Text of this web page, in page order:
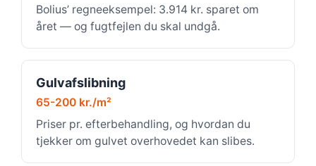
Bolius’ regneeksempel: 3.914 kr. sparet om
året — og fugtfejlen du skal undgå.
Gulvafslibning
65-200 kr./m²
Priser pr. efterbehandling, og hvordan du
tjekker om gulvet overhovedet kan slibes.